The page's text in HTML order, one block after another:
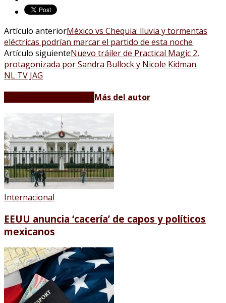
Artículo anteriorMéxico vs Chequia: lluvia y tormentas
eléctricas podrían marcar el partido de esta noche
Artículo siguienteNuevo tráiler de Practical Magic 2,
protagonizada por Sandra Bullock y Nicole Kidman.
NL TV JAG
Más del autor
Internacional
EEUU anuncia ‘cacería’ de capos y políticos
mexicanos